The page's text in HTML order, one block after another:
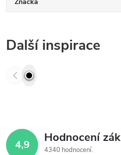
Další inspirace
4,9 Hodnocení
4340 hodnocení